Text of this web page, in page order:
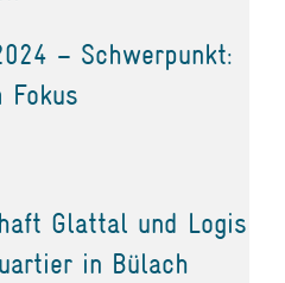
– Schwerpunkt:
Fokus
Glattal und Logis
in Bülach